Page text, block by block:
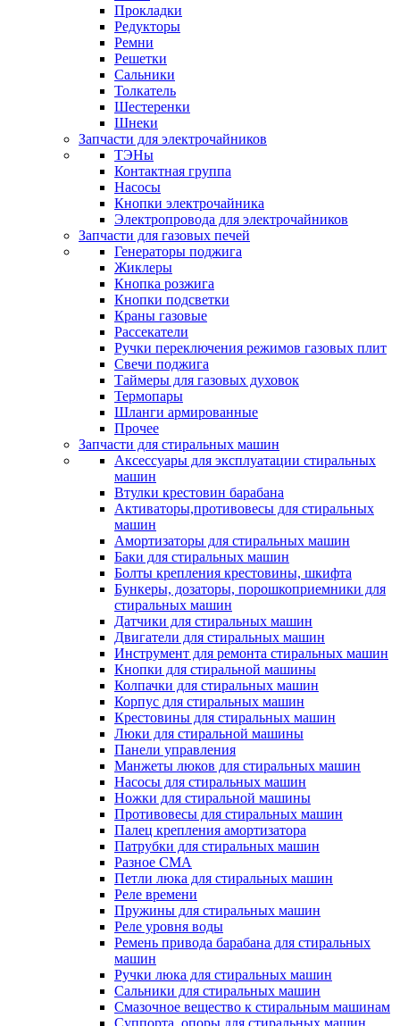
Прокладки
Редукторы
Ремни
Решетки
Сальники
Толкатель
Шестеренки
Шнеки
Запчасти для электрочайников
ТЭНы
Контактная группа
Насосы
Кнопки электрочайника
Электропровода для электрочайников
Запчасти для газовых печей
Генераторы поджига
Жиклеры
Кнопка розжига
Кнопки подсветки
Краны газовые
Рассекатели
Ручки переключения режимов газовых плит
Свечи поджига
Таймеры для газовых духовок
Термопары
Шланги армированные
Прочее
Запчасти для стиральных машин
Аксессуары для эксплуатации стиральных
машин
Втулки крестовин барабана
Активаторы,противовесы для стиральных
машин
Амортизаторы для стиральных машин
Баки для стиральных машин
Болты крепления крестовины, шкифта
Бункеры, дозаторы, порошкоприемники для
стиральных машин
Датчики для стиральных машин
Двигатели для стиральных машин
Инструмент для ремонта стиральных машин
Кнопки для стиральной машины
Колпачки для стиральных машин
Корпус для стиральных машин
Крестовины для стиральных машин
Люки для стиральной машины
Панели управления
Манжеты люков для стиральных машин
Насосы для стиральных машин
Ножки для стиральной машины
Противовесы для стиральных машин
Палец крепления амортизатора
Патрубки для стиральных машин
Разное СМА
Петли люка для стиральных машин
Реле времени
Пружины для стиральных машин
Реле уровня воды
Ремень привода барабана для стиральных
машин
Ручки люка для стиральных машин
Сальники для стиральных машин
Смазочное вещество к стиральным машинам
Суппорта, опоры для стиральных машин